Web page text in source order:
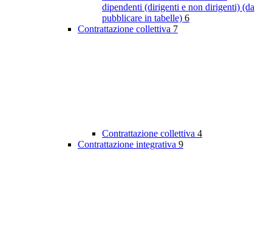
dipendenti (dirigenti e non dirigenti) (da
pubblicare in tabelle) 6
Contrattazione collettiva 7
Contrattazione collettiva 4
Contrattazione integrativa 9